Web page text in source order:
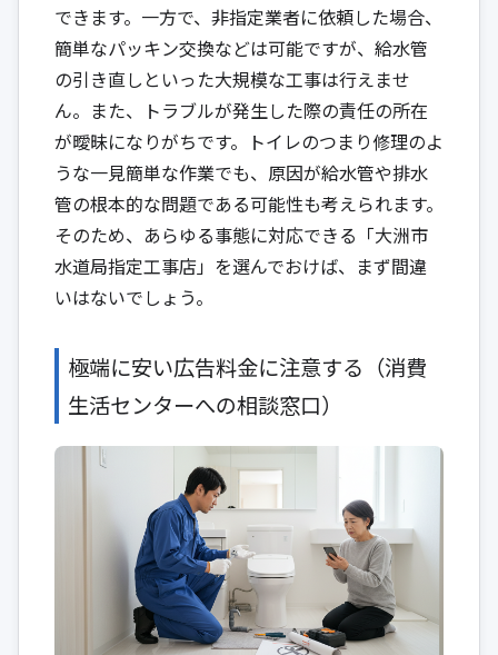
できます。一方で、非指定業者に依頼した場合、
簡単なパッキン交換などは可能ですが、給水管
の引き直しといった大規模な工事は行えませ
ん。また、トラブルが発生した際の責任の所在
が曖昧になりがちです。トイレのつまり修理のよ
うな一見簡単な作業でも、原因が給水管や排水
管の根本的な問題である可能性も考えられます。
そのため、あらゆる事態に対応できる「大洲市
水道局指定工事店」を選んでおけば、まず間違
いはないでしょう。
極端に安い広告料金に注意する（消費
生活センターへの相談窓口）